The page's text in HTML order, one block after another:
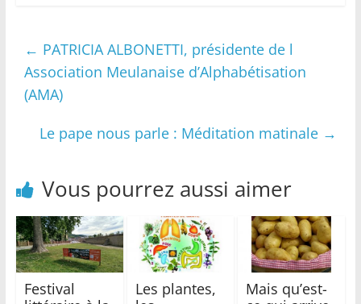
← PATRICIA ALBONETTI, présidente de l
Association Meulanaise d’Alphabétisation
(AMA)
Le pape nous parle : Méditation matinale →
Vous pourrez aussi aimer
Festival
Les plantes,
Mais qu’est-